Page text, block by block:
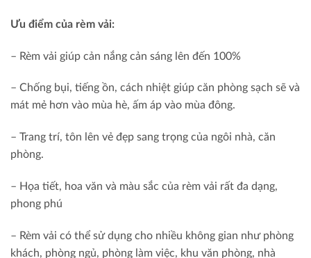
Ưu điểm của rèm vải:
– Rèm vải giúp cản nắng cản sáng lên đến 100%
– Chống bụi, tiếng ồn, cách nhiệt giúp căn phòng sạch sẽ và
mát mẻ hơn vào mùa hè, ấm áp vào mùa đông.
– Trang trí, tôn lên vẻ đẹp sang trọng của ngôi nhà, căn
phòng.
– Họa tiết, hoa văn và màu sắc của rèm vải rất đa dạng,
phong phú
– Rèm vải có thể sử dụng cho nhiều không gian như phòng
khách, phòng ngủ, phòng làm việc, khu văn phòng, nhà